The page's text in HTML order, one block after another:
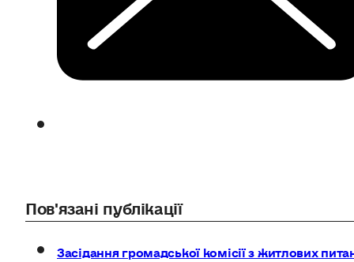
Пов'язані публікації
Засідання громадської комісії з житлових